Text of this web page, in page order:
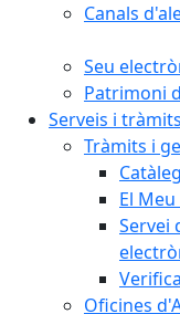
Canals
Seu
Patrimoni
Serveis i tràmits
Tràmits i
El Meu
Servei
Oficines